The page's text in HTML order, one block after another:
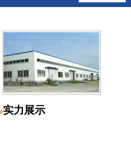
实力展示